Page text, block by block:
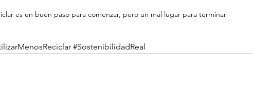
es un buen paso para comenzar, pero un mal lugar para terminar
#SostenibilidadReal